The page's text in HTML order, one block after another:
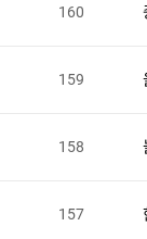
160
159
158
157